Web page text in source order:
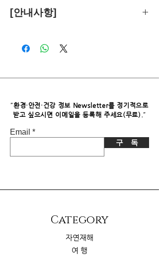
[안내사항]
객관적 기준에 따라 독립적으로 수행합
파트너스로부터 소정의 수수료를 받습
없습니다.
"환경·안전·건강 정보 Newsletter를 정기적으로
받고 싶으시면​ 이메일을 등록해 주세요(무료)."
Email
구 독
​Category
자연재해
여 행